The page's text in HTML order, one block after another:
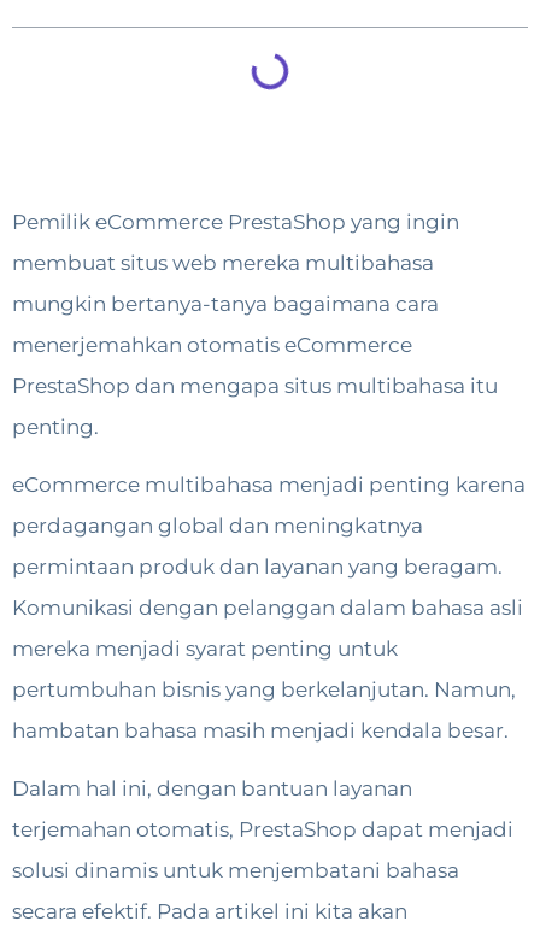
Pemilik eCommerce PrestaShop yang ingin
membuat situs web mereka multibahasa
mungkin bertanya-tanya bagaimana cara
menerjemahkan otomatis eCommerce
PrestaShop dan mengapa situs multibahasa itu
penting.
eCommerce multibahasa menjadi penting karena
perdagangan global dan meningkatnya
permintaan produk dan layanan yang beragam.
Komunikasi dengan pelanggan dalam bahasa asli
mereka menjadi syarat penting untuk
pertumbuhan bisnis yang berkelanjutan. Namun,
hambatan bahasa masih menjadi kendala besar.
Dalam hal ini, dengan bantuan layanan
terjemahan otomatis, PrestaShop dapat menjadi
solusi dinamis untuk menjembatani bahasa
secara efektif. Pada artikel ini kita akan